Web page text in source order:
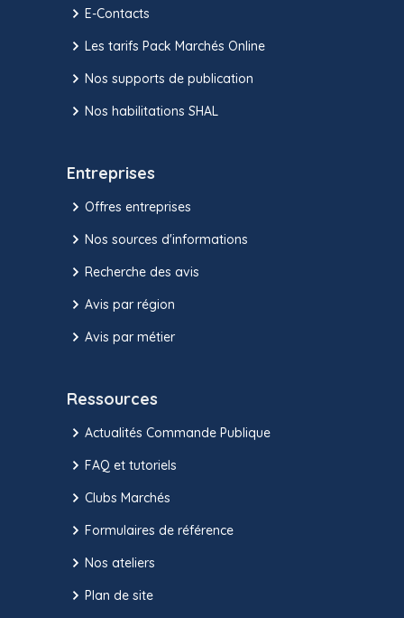
E-Contacts
Les tarifs Pack Marchés Online
Nos supports de publication
Nos habilitations SHAL
Entreprises
Offres entreprises
Nos sources d'informations
Recherche des avis
Avis par région
Avis par métier
Ressources
Actualités Commande Publique
FAQ et tutoriels
Clubs Marchés
Formulaires de référence
Nos ateliers
Plan de site